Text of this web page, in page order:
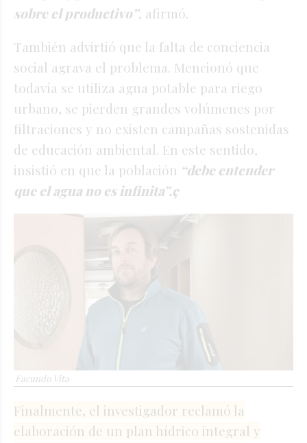
sobre el productivo”, afirmó.
También advirtió que la falta de conciencia
social agrava el problema. Mencionó que
todavía se utiliza agua potable para riego
urbano, se pierden grandes volúmenes por
filtraciones y no existen campañas sostenidas
de educación ambiental. En este sentido,
insistió en que la población “debe entender
que el agua no es infinita”.ç
Facundo Vita
Finalmente, el investigador reclamó la
elaboración de un plan hídrico integral y